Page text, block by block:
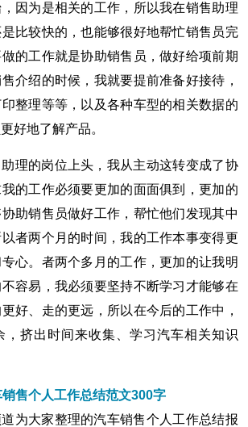
因为是相关的工作，所以我在销售助理
比较快的，也能够很好地帮忙销售员完
的工作就是协助销售员，做好给项前期
介绍的时候，我就要提前准备好接待，
整理等等，以及各种车型的相关数据的
好地了解产品。
理的岗位上头，我从主动这转变成了协
的工作必须要更加的面面俱到，更加的
助销售员做好工作，帮忙他们发现其中
者两个月的时间，我的工作本事变得更
心。者两个多月的工作，更加的让我明
容易，我必须要坚持不断学习才能够在
好、走的更远，所以在今后的工作中，
，挤出时间来收集、学习汽车相关知识
售个人工作总结范文300字
为大家整理的汽车销售个人工作总结报